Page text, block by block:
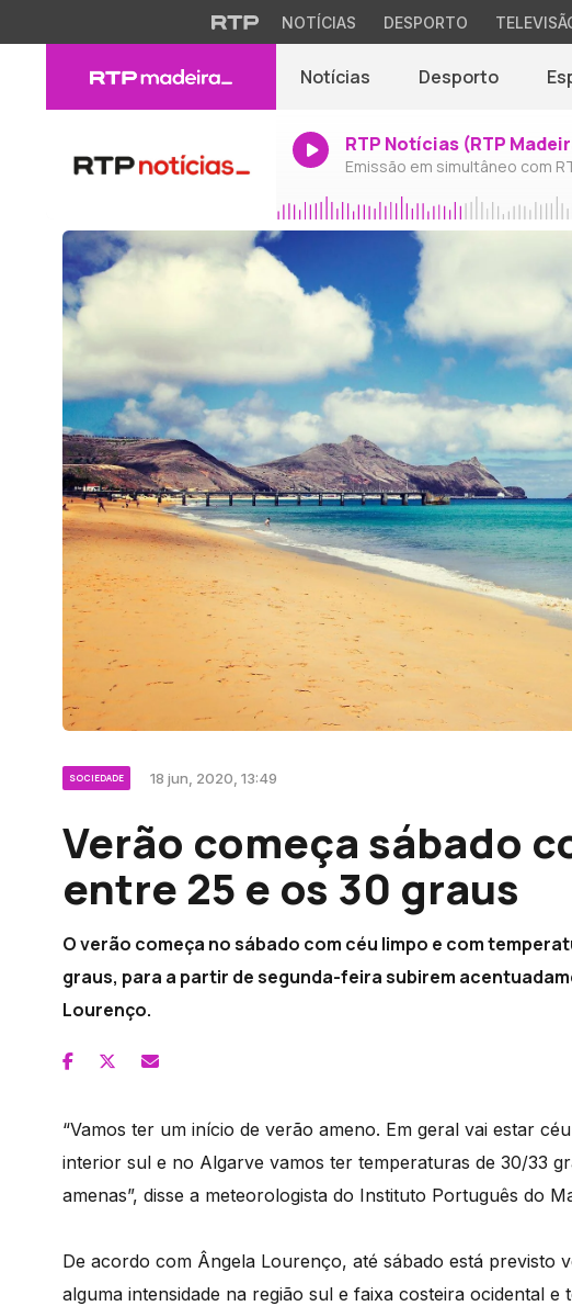
NOTÍCIAS DESPORTO
Notícias Desporto
RTP Notícias (RTP
Emissão em simultâneo com
SOCIEDADE 18 jun, 2020, 13:49
Verão começa sábado
entre 25 e os 30 graus
O verão começa no sábado com céu limpo e com
graus, para a partir de segunda-feira subirem
Lourenço.
“Vamos ter um início de verão ameno. Em geral vai estar
interior sul e no Algarve vamos ter temperaturas de 30/33
amenas”, disse a meteorologista do Instituto Português do
De acordo com Ângela Lourenço, até sábado está previsto
alguma intensidade na região sul e faixa costeira ocidental e